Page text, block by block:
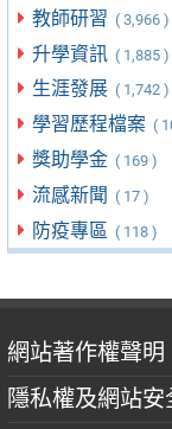
教師研習 ( 3,966 )
升學資訊 ( 1,885 )
生涯發展 ( 1,742 )
學習歷程檔案 (
獎助學金 ( 169 )
流感新聞 ( 17 )
防疫專區 ( 118 )
網站著作權聲明
隱私權及網站安